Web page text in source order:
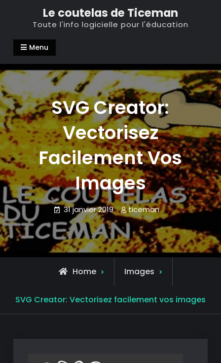
Le coutelas de Ticeman
Toute l'info logicielle pour l'éducation
Menu
SVG Creator:
Vectorisez
Facilement Vos
Images
31 janvier 2019 ticeman
Home Images
SVG Creator: Vectorisez facilement vos images